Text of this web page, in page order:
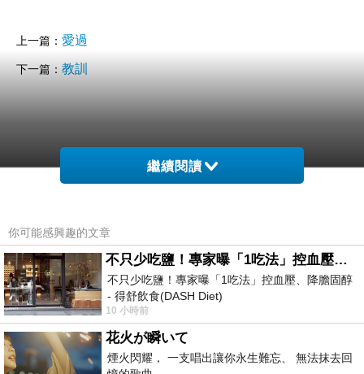
上一篇： 愛過
下一篇： 教訓
繼續閱讀
你可能感興趣的文章
不只少吃鹽！專家曝「1吃法」控血壓、降膽固醇 - 得舒飲食(DASH Diet)
不只少吃鹽！專家曝「1吃法」控血壓、降膽固醇
- 得舒飲食(DASH Diet)
https://www.facebook.com/dietitiansophia/posts/
10 小時前
花火が瞬いて
煙火閃耀， 一支唱出讓你永生難忘、 無法抹去回